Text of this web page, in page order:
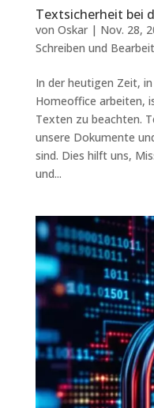
Textsicherheit bei
von Oskar| Nov. 28,
Schreiben und
In der heutigen Zeit,
Homeoffice arbeiten,
Texten zu beachten.
unsere Dokumente
sind. Dies hilft uns,
und...